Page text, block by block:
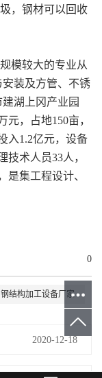
，钢材可以回收
模较大的专业从
装及方管、不锈
湖上冈产业园
元，占地150亩，
入1.2亿元，设备
技术人员33人，
是集工程设计、
0
钢结构加工设备厂家
2020-12-18